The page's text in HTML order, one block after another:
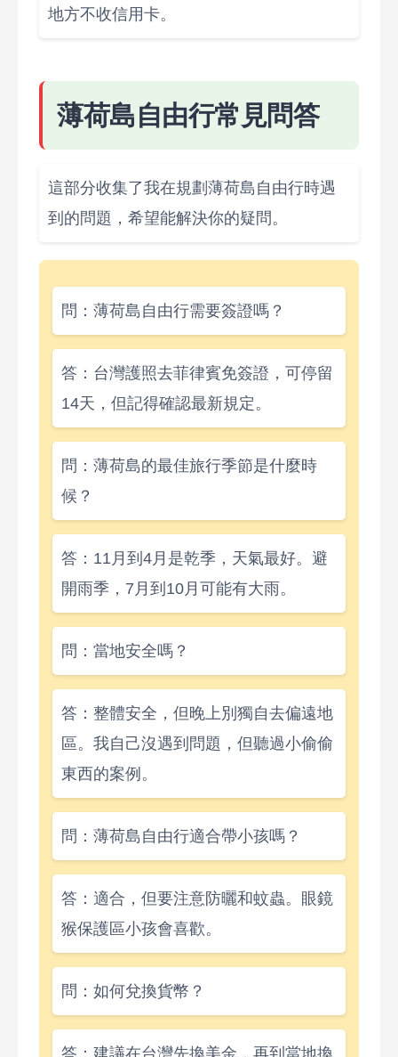
地方不收信用卡。
薄荷島自由行常見問答
這部分收集了我在規劃薄荷島自由行時遇
到的問題，希望能解決你的疑問。
問：薄荷島自由行需要簽證嗎？
答：台灣護照去菲律賓免簽證，可停留
14天，但記得確認最新規定。
問：薄荷島的最佳旅行季節是什麼時
候？
答：11月到4月是乾季，天氣最好。避
開雨季，7月到10月可能有大雨。
問：當地安全嗎？
答：整體安全，但晚上別獨自去偏遠地
區。我自己沒遇到問題，但聽過小偷偷
東西的案例。
問：薄荷島自由行適合帶小孩嗎？
答：適合，但要注意防曬和蚊蟲。眼鏡
猴保護區小孩會喜歡。
問：如何兌換貨幣？
答：建議在台灣先換美金，再到當地換